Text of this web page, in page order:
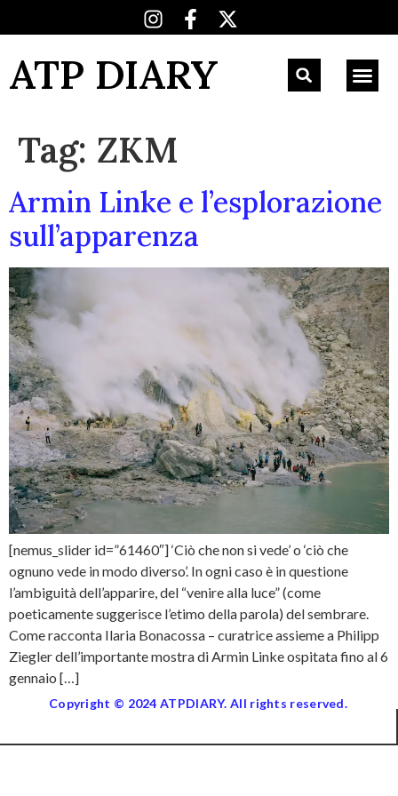
ATP DIARY
Tag: ZKM
Armin Linke e l’esplorazione
sull’apparenza
[nemus_slider id=”61460″] ‘Ciò che non si vede’ o ‘ciò che
ognuno vede in modo diverso’. In ogni caso è in questione
l’ambiguità dell’apparire, del “venire alla luce” (come
poeticamente suggerisce l’etimo della parola) del sembrare.
Come racconta Ilaria Bonacossa – curatrice assieme a Philipp
Ziegler dell’importante mostra di Armin Linke ospitata fino al 6
gennaio […]
Copyright © 2024 ATPDIARY. All rights reserved.